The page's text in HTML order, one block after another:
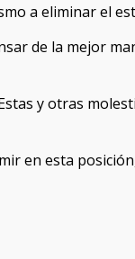
a eliminar el
de la mejor
y otras
en esta